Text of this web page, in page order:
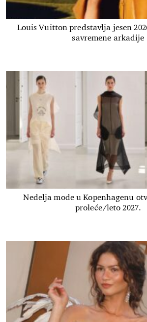
Louis Vuitton predstavlja jesen
savremene arkadije
Nedelja mode u Kopenhagenu
proleće/leto 2027.